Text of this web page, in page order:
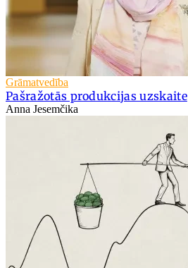
Grāmatvedība
Pašražotās produkcijas uzskaite
Anna Jesemčika